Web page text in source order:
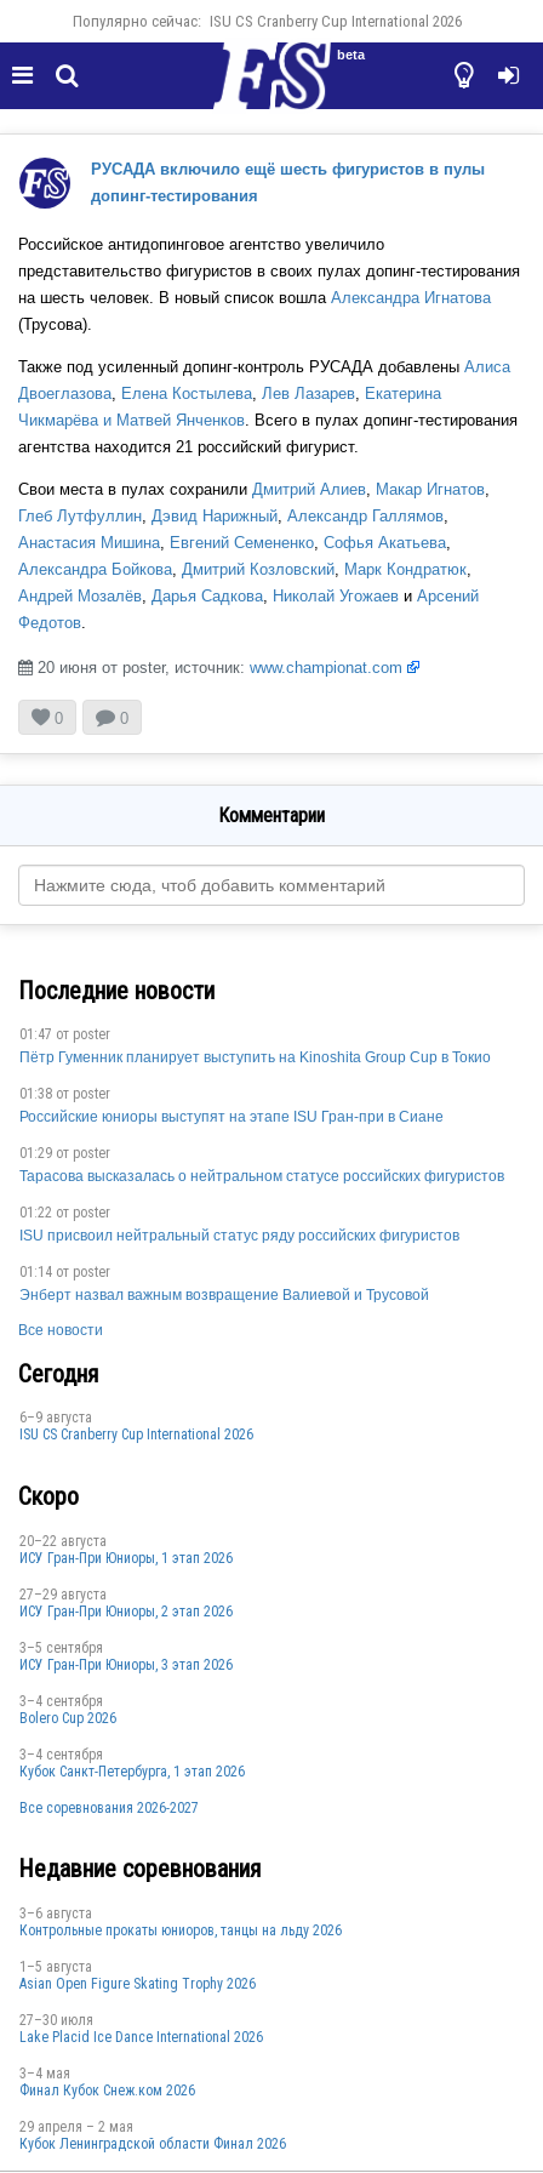
Популярно сейчас: ISU CS Cranberry Cup International 2026
  

beta
РУСАДА включило ещё шесть фигуристов в пулы
допинг-тестирования
Российское антидопинговое агентство увеличило
представительство фигуристов в своих пулах допинг-тестирования
на шесть человек. В новый список вошла Александра Игнатова
(Трусова).
Также под усиленный допинг-контроль РУСАДА добавлены Алиса
Двоеглазова, Елена Костылева, Лев Лазарев, Екатерина
Чикмарёва и Матвей Янченков. Всего в пулах допинг-тестирования
агентства находится 21 российский фигурист.
Свои места в пулах сохранили Дмитрий Алиев, Макар Игнатов,
Глеб Лутфуллин, Дэвид Нарижный, Александр Галлямов,
Анастасия Мишина, Евгений Семененко, Софья Акатьева,
Александра Бойкова, Дмитрий Козловский, Марк Кондратюк,
Андрей Мозалёв, Дарья Садкова, Николай Угожаев и Арсений
Федотов.
 20 июня от poster, источник: www.championat.com
0  0
Комментарии
Последние новости
01:47 от poster
Пётр Гуменник планирует выступить на Kinoshita Group Cup в Токио
01:38 от poster
Российские юниоры выступят на этапе ISU Гран-при в Сиане
01:29 от poster
Тарасова высказалась о нейтральном статусе российских фигуристов
01:22 от poster
ISU присвоил нейтральный статус ряду российских фигуристов
01:14 от poster
Энберт назвал важным возвращение Валиевой и Трусовой
Все новости
Сегодня
6–9 августа
ISU CS Cranberry Cup International 2026
Скоро
20–22 августа
ИСУ Гран-При Юниоры, 1 этап 2026
27–29 августа
ИСУ Гран-При Юниоры, 2 этап 2026
3–5 сентября
ИСУ Гран-При Юниоры, 3 этап 2026
3–4 сентября
Bolero Cup 2026
3–4 сентября
Кубок Санкт-Петербурга, 1 этап 2026
Все соревнования 2026-2027
Недавние соревнования
3–6 августа
Контрольные прокаты юниоров, танцы на льду 2026
1–5 августа
Asian Open Figure Skating Trophy 2026
27–30 июля
Lake Placid Ice Dance International 2026
3–4 мая
Финал Кубок Снеж.ком 2026
29 апреля – 2 мая
Кубок Ленинградской области Финал 2026